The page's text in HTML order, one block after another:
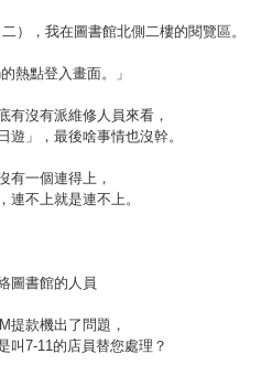
），我在圖書館北側二樓的閱覽區。
熱點登入畫面。」
有沒有派維修人員來看，
遊」，最後啥事情也沒幹。
有一個連得上，
連不上就是連不上。
圖書館的人員
提款機出了問題，
叫7-11的店員替您處理？